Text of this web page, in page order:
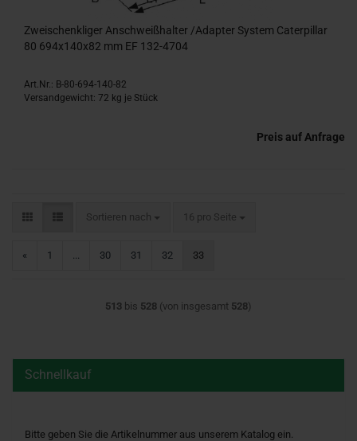
Zweischenkliger Anschweißhalter /Adapter System Caterpillar
80 694x140x82 mm EF 132-4704
Art.Nr.: B-80-694-140-82
Versandgewicht: 72 kg je Stück
Preis auf Anfrage
Sortieren nach
Sortieren nach 16 pro Seite
pro Seite
« 1 ... 30 31 32 33
513 bis 528 (von insgesamt 528)
Schnellkauf
BITTE
Bitte geben Sie die Artikelnummer aus unserem Katalog ein.